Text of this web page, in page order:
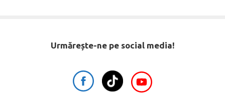
Urmărește-ne pe social media!